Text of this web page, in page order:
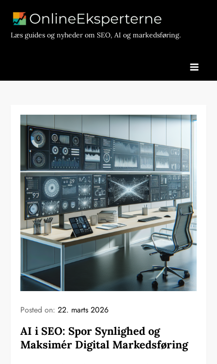
contentLæs guides og nyheder om SEO, AI og markedsføring.
Posted on:22. marts 2026
AI i SEO: Spor Synlighed og
Maksimér Digital Markedsføring